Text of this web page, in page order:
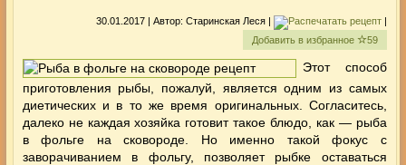
30.01.2017 | Автор: Старинская Леся|
|
Добавить в избранное
59
Этот способ
приготовления рыбы, пожалуй, является одним из самых
диетических и в то же время оригинальных. Согласитесь,
далеко не каждая хозяйка готовит такое блюдо, как — рыба
в фольге на сковороде. Но именно такой фокус с
заворачиванием в фольгу, позволяет рыбке оставаться